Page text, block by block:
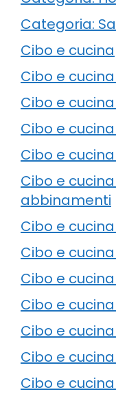
Categoria:
Cibo e cucina
Cibo e
Cibo e
Cibo e
Cibo e
Cibo e
abbinamenti
Cibo e
Cibo e
Cibo e
Cibo e
Cibo e
Cibo e
Cibo e